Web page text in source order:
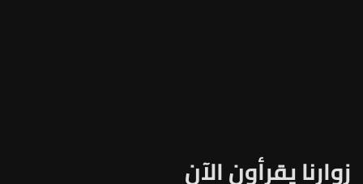
زوارنا يقرأون الآن